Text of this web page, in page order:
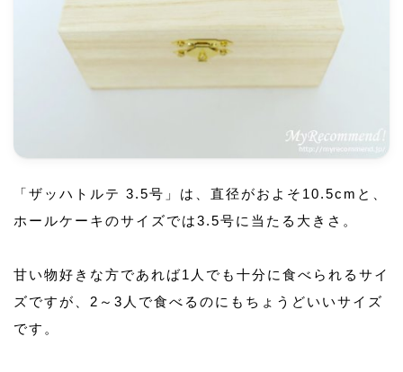
「ザッハトルテ 3.5号」は、直径がおよそ10.5cmと、
ホールケーキのサイズでは3.5号に当たる大きさ。
甘い物好きな方であれば1人でも十分に食べられるサイ
ズですが、2～3人で食べるのにもちょうどいいサイズ
です。